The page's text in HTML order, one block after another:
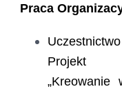
Praca
Projekt Z/
„Kreowanie